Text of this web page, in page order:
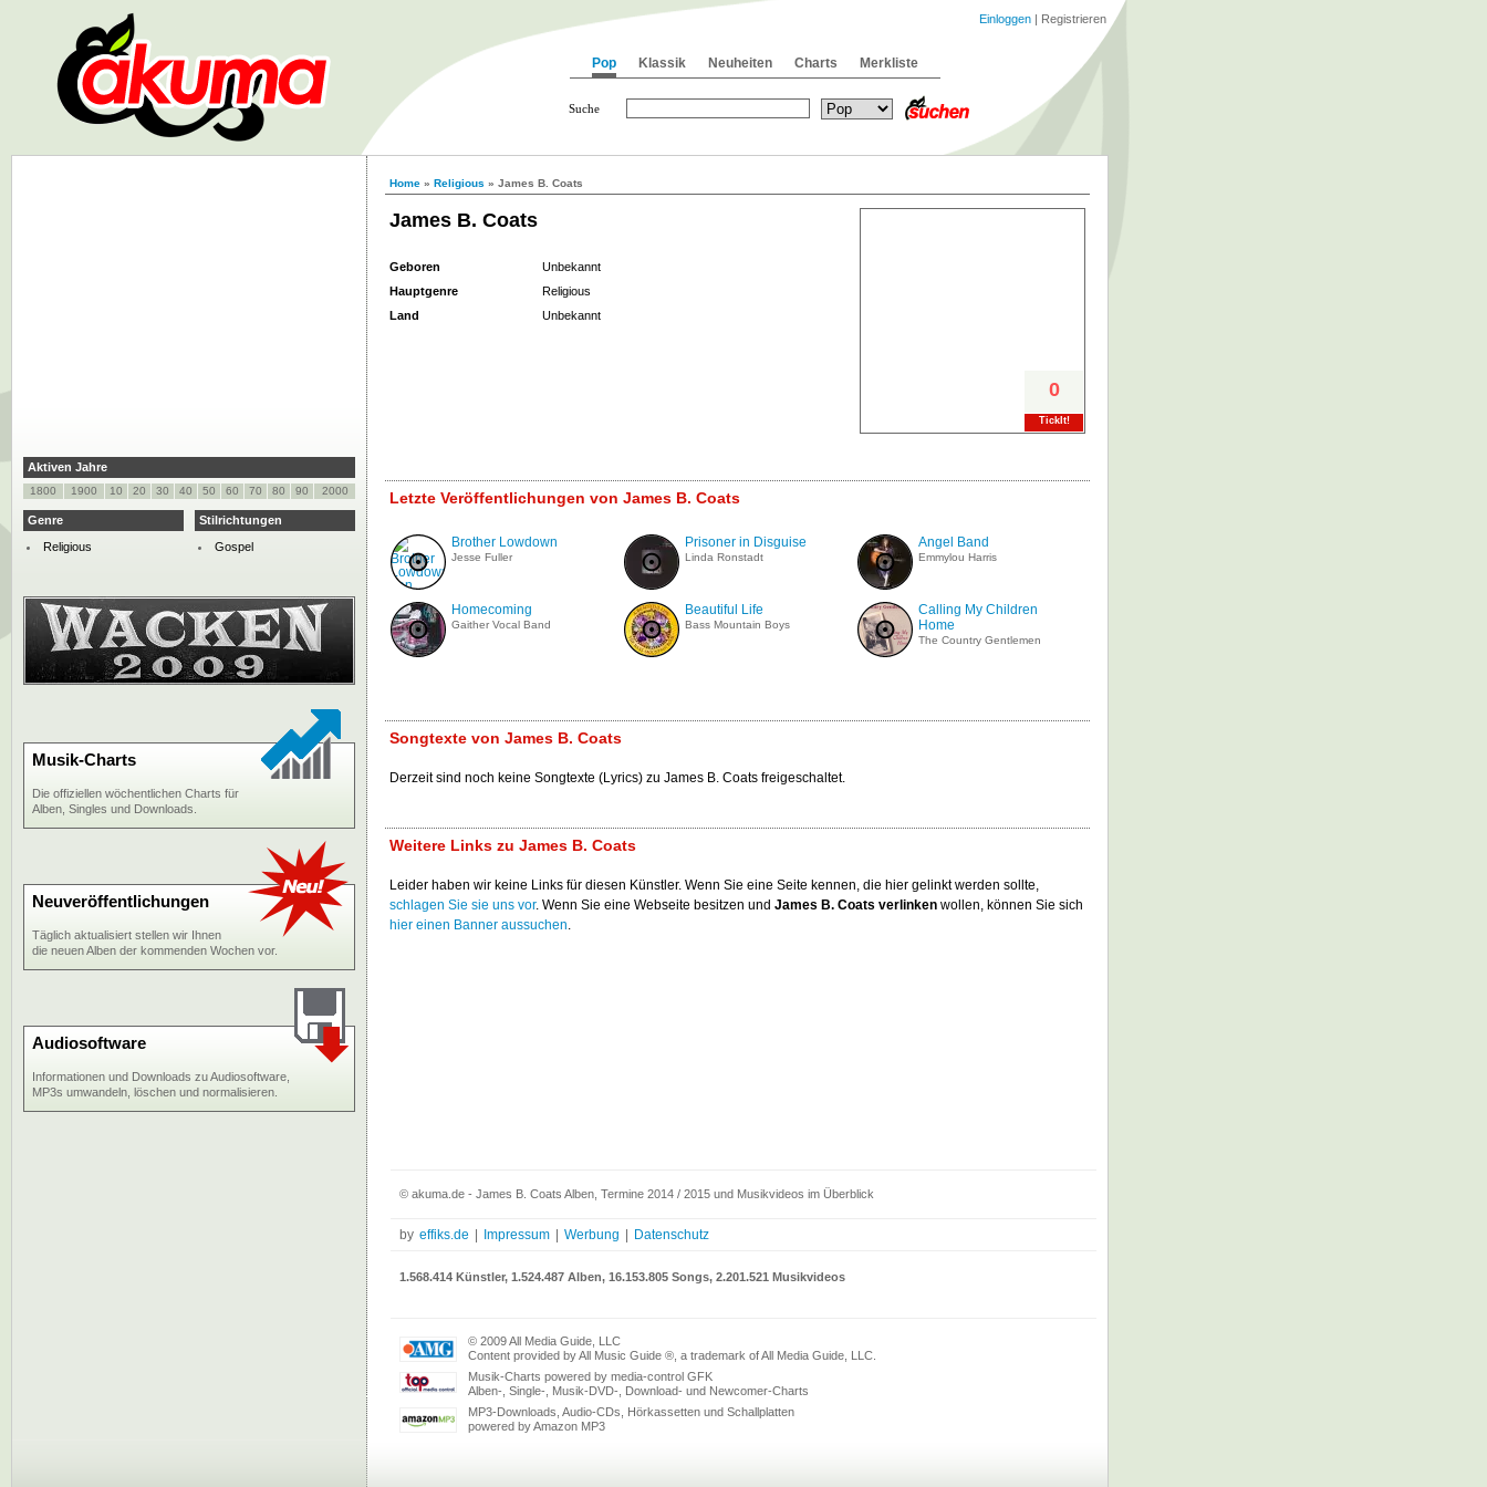
Home » Religious » James B. Coats
James B. Coats
0
TickIt!
Geboren
Unbekannt
Hauptgenre
Religious
Land
Unbekannt
Letzte Veröffentlichungen von James B. Coats
Brother Lowdown
Jesse Fuller
Prisoner in Disguise
Linda Ronstadt
Angel Band
Emmylou Harris
Homecoming
Gaither Vocal Band
Beautiful Life
Bass Mountain Boys
Calling My Children
Home
The Country Gentlemen
Songtexte von James B. Coats
Derzeit sind noch keine Songtexte (Lyrics) zu James B. Coats freigeschaltet.
Weitere Links zu James B. Coats
Leider haben wir keine Links für diesen Künstler. Wenn Sie eine Seite kennen, die hier gelinkt werden sollte,
schlagen Sie sie uns vor. Wenn Sie eine Webseite besitzen und James B. Coats verlinken wollen, können Sie sich
hier einen Banner aussuchen.
Aktiven Jahre
1800 1900 10 20 30 40 50 60 70 80 90 2000
Genre
Religious
Stilrichtungen
Gospel
Musik-Charts
Die offiziellen wöchentlichen Charts für
Alben, Singles und Downloads.
Neuveröffentlichungen
Täglich aktualisiert stellen wir Ihnen
die neuen Alben der kommenden Wochen vor.
Audiosoftware
Informationen und Downloads zu Audiosoftware,
MP3s umwandeln, löschen und normalisieren.
© akuma.de - James B. Coats Alben, Termine 2014 / 2015 und Musikvideos im Überblick
by effiks.de Impressum Werbung Datenschutz
1.568.414 Künstler, 1.524.487 Alben, 16.153.805 Songs, 2.201.521 Musikvideos
© 2009 All Media Guide, LLC
Content provided by All Music Guide ®, a trademark of All Media Guide, LLC.
Musik-Charts powered by media-control GFK
Alben-, Single-, Musik-DVD-, Download- und Newcomer-Charts
MP3-Downloads, Audio-CDs, Hörkassetten und Schallplatten
powered by Amazon MP3
Pop Klassik Neuheiten Charts Merkliste
Einloggen | Registrieren
Suche